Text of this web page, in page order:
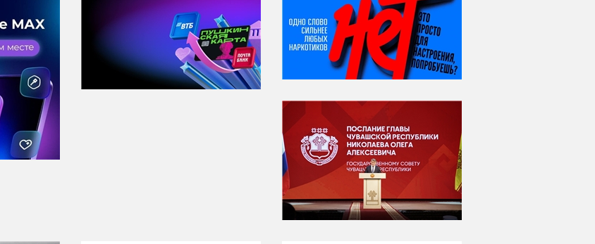
06 августа
Яков Яковлевич
Вебер